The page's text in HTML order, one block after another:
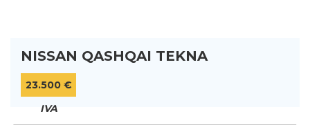
NISSAN QASHQAI TEKNA
23.500 €
IVA